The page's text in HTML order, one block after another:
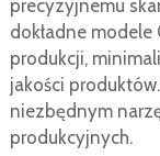
precyzyjnemu
dokładne modele
produkcji,
jakości
niezbędnym
produkcyjnych.